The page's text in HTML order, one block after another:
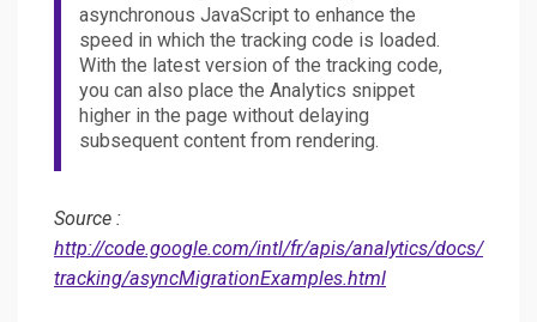
asynchronous JavaScript to enhance the
speed in which the tracking code is loaded.
With the latest version of the tracking code,
you can also place the Analytics snippet
higher in the page without delaying
subsequent content from rendering.
Source :
http://code.google.com/intl/fr/apis/analytics/docs/
tracking/asyncMigrationExamples.html